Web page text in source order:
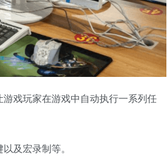
戏玩家在游戏中自动执行一系列任
及宏录制等。